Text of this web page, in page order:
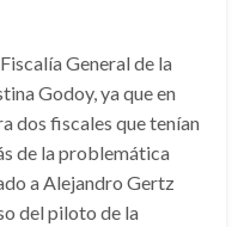
General de la
Godoy, ya que en
dos fiscales que tenían
de la problemática
a Alejandro Gertz
del piloto de la